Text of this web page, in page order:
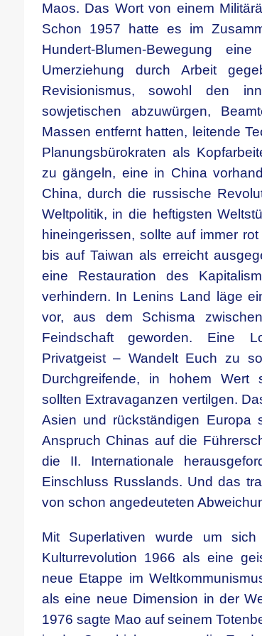
Maos. Das Wort von einem
Schon 1957 hatte es im
Hundert-Blumen-Bewegung
Umerziehung durch Arbeit
Revisionismus, sowohl den
sowjetischen abzuwürgen,
Massen entfernt hatten, leitende
Planungsbürokraten als
zu gängeln, eine in China
China, durch die russische
Weltpolitik, in die heftigsten
hineingerissen, sollte auf immer
bis auf Taiwan als erreicht
eine Restauration des
verhindern. In Lenins Land läge
vor, aus dem Schisma
Feindschaft geworden. Eine
Privatgeist – Wandelt Euch zu
Durchgreifende, in hohem Wert
sollten Extravaganzen vertilgen.
Asien und rückständigen Europa
Anspruch Chinas auf die
die II. Internationale
Einschluss Russlands. Und das
von schon angedeuteten
Mit Superlativen wurde um
Kulturrevolution 1966 als eine
neue Etappe im
als eine neue Dimension in der
1976 sagte Mao auf seinem